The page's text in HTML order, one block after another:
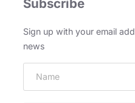
Subscribe
Sign up with your email
news